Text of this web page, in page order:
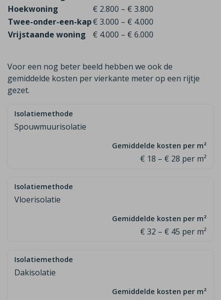
Hoekwoning
€ 2.800 – € 3.800
Twee-onder-een-kap€ 3.000 – € 4.000
Vrijstaande woning
€ 4.000 – € 6.000
Voor een nog beter beeld hebben we ook de
gemiddelde kosten per vierkante meter op een rijtje
gezet.
Spouwmuurisolatie
€ 18 – € 28 per m²
Vloerisolatie
€ 32 – € 45 per m²
Dakisolatie